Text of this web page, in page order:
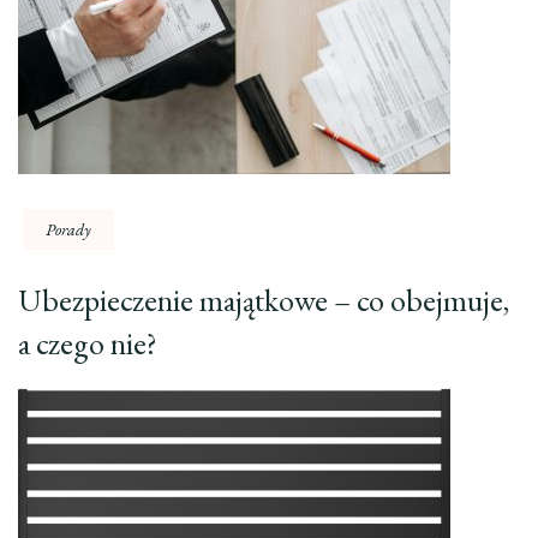
Porady
Ubezpieczenie majątkowe – co obejmuje,
a czego nie?